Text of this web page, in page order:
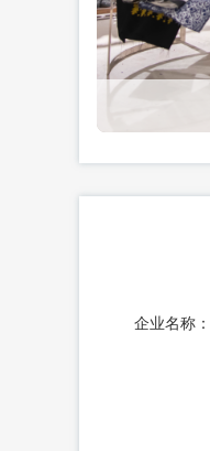
企业名称：